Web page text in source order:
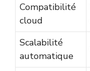
Compatibilité
cloud
Scalabilité
automatique